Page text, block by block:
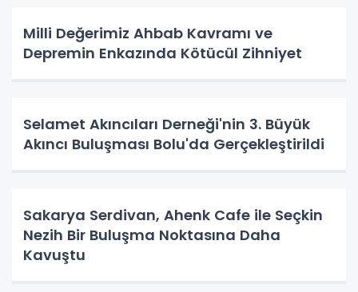
Milli Değerimiz Ahbab Kavramı ve
Depremin Enkazında Kötücül Zihniyet
Selamet Akıncıları Derneği'nin 3. Büyük
Akıncı Buluşması Bolu'da Gerçekleştirildi
Sakarya Serdivan, Ahenk Cafe ile Seçkin
Nezih Bir Buluşma Noktasına Daha
Kavuştu